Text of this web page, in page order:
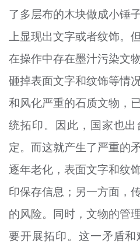
了多层布的木块做成小锤
上显现出文字或者纹饰。
在操作中存在墨汁污染文
砸掉表面文字和纹饰等情
和风化严重的石质文物，
统拓印。因此，国家也
定。而这就产生了严重的
逐年老化，表面文字和纹
印保存信息；另一方面，
的风险。同时，文物的管
要开展拓印。这一矛盾